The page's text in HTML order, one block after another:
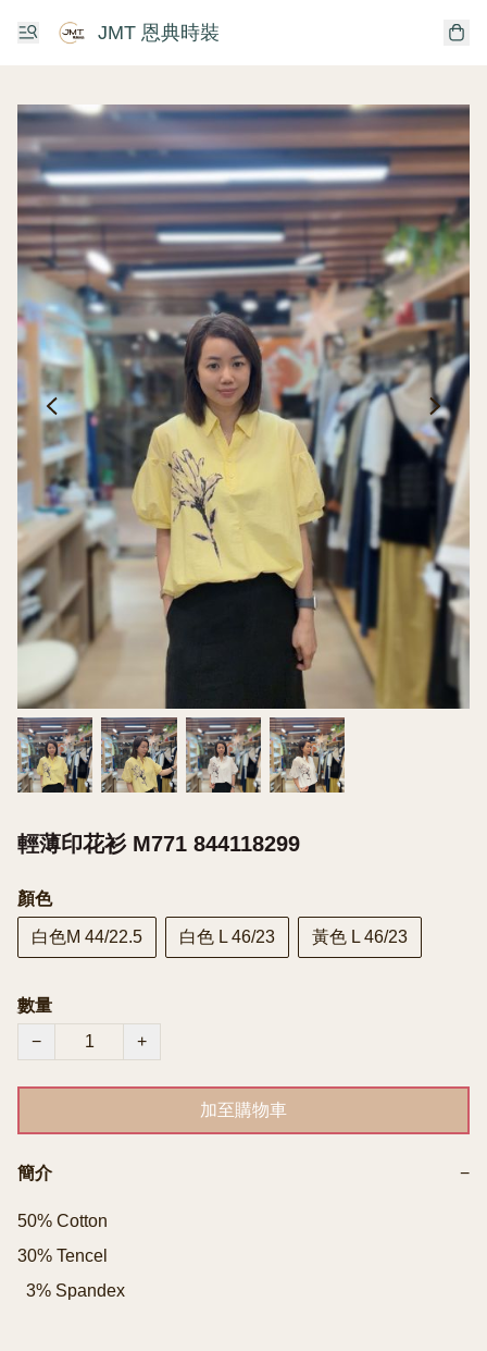
JMT 恩典時裝
輕薄印花衫 M771 844118299
顏色
白色M 44/22.5 白色 L 46/23 黃色 L 46/23
數量
−
+
加至購物車
簡介 −
50% Cotton
30% Tencel